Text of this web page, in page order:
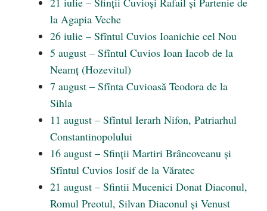
la Agapia Veche
26 iulie – Sfîntul Cuvios Ioanichie cel Nou
5 august – Sfîntul Cuvios Ioan Iacob de la
Neamţ (Hozevitul)
7 august – Sfînta Cuvioasă Teodora de la
Sihla
11 august – Sfîntul Ierarh Nifon, Patriarhul
Constantinopolului
16 august – Sfinții Martiri Brâncoveanu și
Sfîntul Cuvios Iosif de la Văratec
21 august – Sfintii Mucenici Donat Diaconul,
Romul Preotul, Silvan Diaconul și Venust